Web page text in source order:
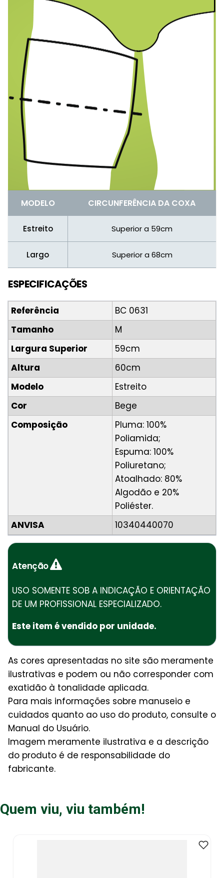
MODELO CIRCUNFERÊNCIA DA COXA
Estreito Superior a 59cm
Largo Superior a 68cm
ESPECIFICAÇÕES
Referência
BC 0631
Tamanho
M
Largura Superior
59cm
Altura
60cm
Modelo
Estreito
Cor
Bege
Composição
Pluma: 100%
Poliamida;
Espuma: 100%
Poliuretano;
Atoalhado: 80%
Algodão e 20%
Poliéster.
ANVISA
10340440070
Atenção
USO SOMENTE SOB A INDICAÇÃO E ORIENTAÇÃO
DE UM PROFISSIONAL ESPECIALIZADO.
Este item é vendido por unidade.
As cores apresentadas no site são meramente
ilustrativas e podem ou não corresponder com
exatidão à tonalidade aplicada.
Para mais informações sobre manuseio e
cuidados quanto ao uso do produto, consulte o
Manual do Usuário.
Imagem meramente ilustrativa e a descrição
do produto é de responsabilidade do
fabricante.
Quem viu, viu também!